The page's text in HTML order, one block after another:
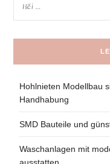
Hohlnieten Modellbau
Handhabung
SMD Bauteile und
Waschanlagen mit